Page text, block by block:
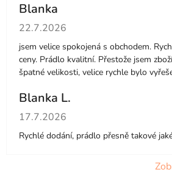
Blanka
Hodnocení obchodu je 5 z 5
22.7.2026
jsem velice spokojená s obchodem.
ceny. Prádlo kvalitní. Přestože jsem
špatné velikosti, velice rychle bylo
Blanka L.
Hodnocení obchodu je 5 z 5
17.7.2026
Rychlé dodání, prádlo přesně takové